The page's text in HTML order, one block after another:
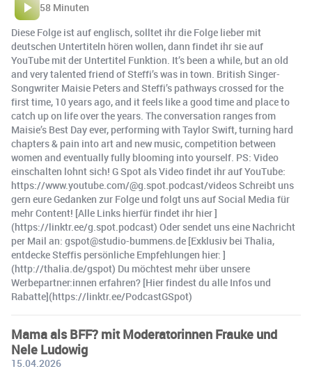
58 Minuten
Diese Folge ist auf englisch, solltet ihr die Folge lieber mit
deutschen Untertiteln hören wollen, dann findet ihr sie auf
YouTube mit der Untertitel Funktion. It’s been a while, but an old
and very talented friend of Steffi’s was in town. British Singer-
Songwriter Maisie Peters and Steffi’s pathways crossed for the
first time, 10 years ago, and it feels like a good time and place to
catch up on life over the years. The conversation ranges from
Maisie’s Best Day ever, performing with Taylor Swift, turning hard
chapters & pain into art and new music, competition between
women and eventually fully blooming into yourself. PS: Video
einschalten lohnt sich! G Spot als Video findet ihr auf YouTube:
https://www.youtube.com/@g.spot.podcast/videos Schreibt uns
gern eure Gedanken zur Folge und folgt uns auf Social Media für
mehr Content! [Alle Links hierfür findet ihr hier ]
(https://linktr.ee/g.spot.podcast) Oder sendet uns eine Nachricht
per Mail an: gspot@studio-bummens.de [Exklusiv bei Thalia,
entdecke Steffis persönliche Empfehlungen hier: ]
(http://thalia.de/gspot) Du möchtest mehr über unsere
Werbepartner:innen erfahren? [Hier findest du alle Infos und
Rabatte](https://linktr.ee/PodcastGSpot)
Mama als BFF? mit Moderatorinnen Frauke und
Nele Ludowig
15.04.2026